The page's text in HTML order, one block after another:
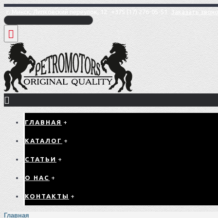
г. Минск, Липковский переулок, 12 +375 (17) 276-05-51 Заказать
ГЛАВНАЯ +
КАТАЛОГ +
СТАТЬИ +
О НАС +
КОНТАКТЫ +
Главная